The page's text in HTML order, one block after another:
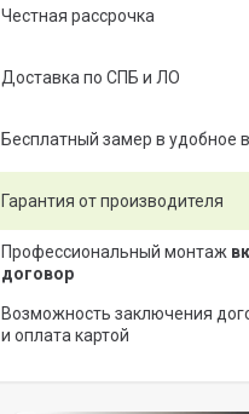
Честная рассрочка
Доставка по СПБ и ЛО
Бесплатный замер в удобное
Гарантия от производителя
Профессиональный монтаж
договор
Возможность заключения
и оплата картой